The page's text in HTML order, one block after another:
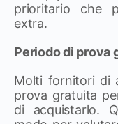
prioritario che
extra.
Periodo di prova
Molti fornitori di
prova gratuita
di acquistarlo.